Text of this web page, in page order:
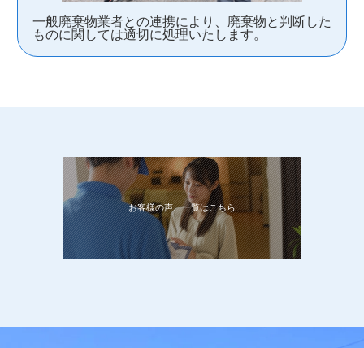
一般廃棄物業者との連携により、廃棄物と判断した
ものに関しては適切に処理いたします。
お客様の声、一覧はこちら